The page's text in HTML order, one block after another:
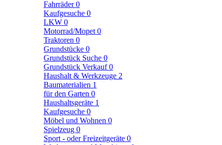
Fahrräder0
Kaufgesuche 0
LKW 0
Motorrad/Mopet 0
Traktoren 0
Grundstücke 0
Grundstück Suche 0
Grundstück Verkauf0
Haushalt & Werkzeuge 2
Baumaterialien 1
für den Garten 0
Haushaltsgeräte 1
Kaufgesuche 0
Möbel und Wohnen 0
Spielzeug 0
Sport - oder Freizeitgeräte 0